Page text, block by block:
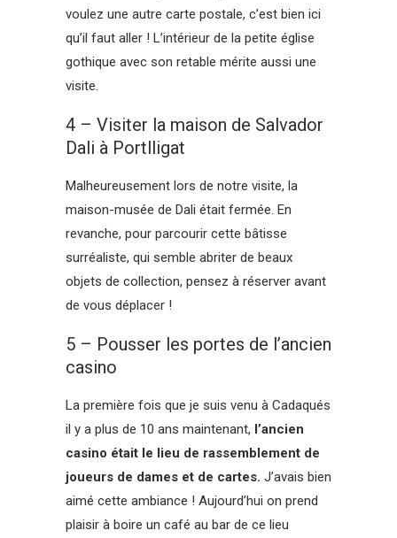
voulez une autre carte postale, c’est bien ici
qu’il faut aller ! L’intérieur de la petite église
gothique avec son retable mérite aussi une
visite.
4 – Visiter la maison de Salvador
Dali à Portlligat
Malheureusement lors de notre visite, la
maison-musée de Dali était fermée. En
revanche, pour parcourir cette bâtisse
surréaliste, qui semble abriter de beaux
objets de collection, pensez à réserver avant
de vous déplacer !
5 – Pousser les portes de l’ancien
casino
La première fois que je suis venu à Cadaqués
il y a plus de 10 ans maintenant, l’ancien
casino était le lieu de rassemblement de
joueurs de dames et de cartes. J’avais bien
aimé cette ambiance ! Aujourd’hui on prend
plaisir à boire un café au bar de ce lieu